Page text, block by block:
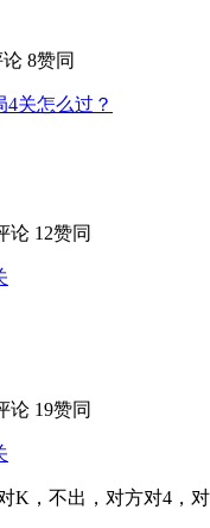
论 8赞同
关怎么过？
论 12赞同
论 19赞同
K，不出，对方对4，